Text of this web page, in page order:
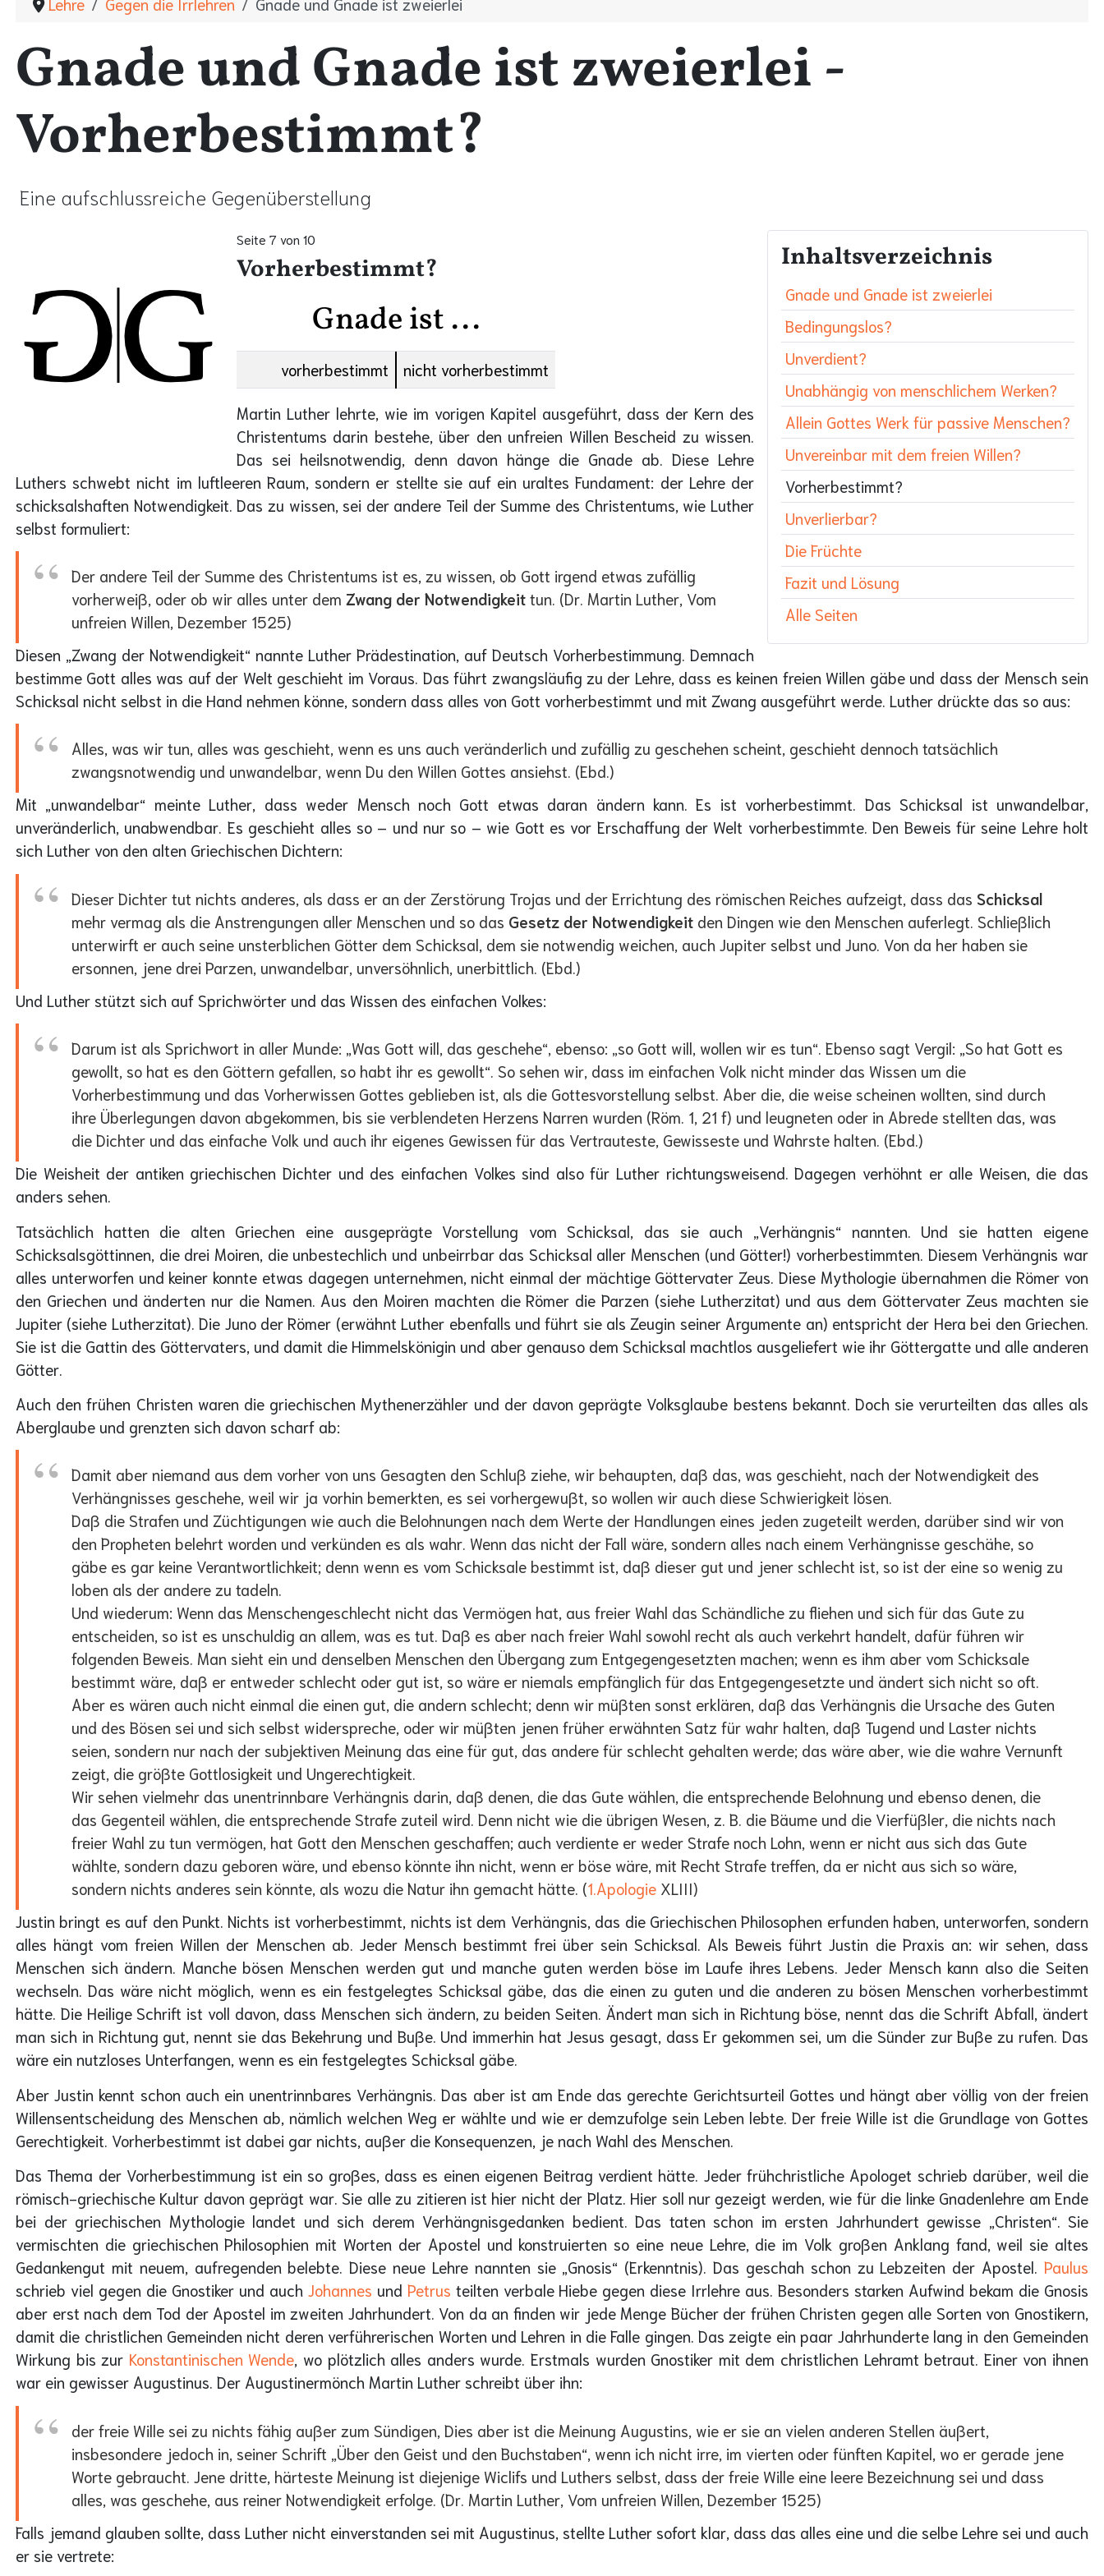
Gnade und Gnade ist zweierlei -
Vorherbestimmt?
Eine aufschlussreiche Gegenüberstellung
Inhaltsverzeichnis
Gnade und Gnade ist zweierlei
Bedingungslos?
Unverdient?
Unabhängig von menschlichem Werken?
Allein Gottes Werk für passive Menschen?
Unvereinbar mit dem freien Willen?
Vorherbestimmt?
Unverlierbar?
Die Früchte
Fazit und Lösung
Alle Seiten
Seite 7 von 10
Vorherbestimmt?
Gnade ist ...
vorherbestimmt nicht vorherbestimmt
Martin Luther lehrte, wie im vorigen Kapitel ausgeführt, dass der Kern des
Christentums darin bestehe, über den unfreien Willen Bescheid zu wissen.
Das sei heilsnotwendig, denn davon hänge die Gnade ab. Diese Lehre
Luthers schwebt nicht im luftleeren Raum, sondern er stellte sie auf ein uraltes Fundament: der Lehre der
schicksalshaften Notwendigkeit. Das zu wissen, sei der andere Teil der Summe des Christentums, wie Luther
selbst formuliert:
Der andere Teil der Summe des Christentums ist es, zu wissen, ob Gott irgend etwas zufällig
vorherweiß, oder ob wir alles unter dem Zwang der Notwendigkeit tun. (Dr. Martin Luther, Vom
unfreien Willen, Dezember 1525)
Diesen „Zwang der Notwendigkeit“ nannte Luther Prädestination, auf Deutsch Vorherbestimmung. Demnach
bestimme Gott alles was auf der Welt geschieht im Voraus. Das führt zwangsläufig zu der Lehre, dass es keinen freien Willen gäbe und dass der Mensch sein
Schicksal nicht selbst in die Hand nehmen könne, sondern dass alles von Gott vorherbestimmt und mit Zwang ausgeführt werde. Luther drückte das so aus:
Alles, was wir tun, alles was geschieht, wenn es uns auch veränderlich und zufällig zu geschehen scheint, geschieht dennoch tatsächlich
zwangsnotwendig und unwandelbar, wenn Du den Willen Gottes ansiehst. (Ebd.)
Mit „unwandelbar“ meinte Luther, dass weder Mensch noch Gott etwas daran ändern kann. Es ist vorherbestimmt. Das Schicksal ist unwandelbar,
unveränderlich, unabwendbar. Es geschieht alles so – und nur so – wie Gott es vor Erschaffung der Welt vorherbestimmte. Den Beweis für seine Lehre holt
sich Luther von den alten Griechischen Dichtern:
Dieser Dichter tut nichts anderes, als dass er an der Zerstörung Trojas und der Errichtung des römischen Reiches aufzeigt, dass das Schicksal
mehr vermag als die Anstrengungen aller Menschen und so das Gesetz der Notwendigkeit den Dingen wie den Menschen auferlegt. Schließlich
unterwirft er auch seine unsterblichen Götter dem Schicksal, dem sie notwendig weichen, auch Jupiter selbst und Juno. Von da her haben sie
ersonnen, jene drei Parzen, unwandelbar, unversöhnlich, unerbittlich. (Ebd.)
Und Luther stützt sich auf Sprichwörter und das Wissen des einfachen Volkes:
Darum ist als Sprichwort in aller Munde: „Was Gott will, das geschehe“, ebenso: „so Gott will, wollen wir es tun“. Ebenso sagt Vergil: „So hat Gott es
gewollt, so hat es den Göttern gefallen, so habt ihr es gewollt“. So sehen wir, dass im einfachen Volk nicht minder das Wissen um die
Vorherbestimmung und das Vorherwissen Gottes geblieben ist, als die Gottesvorstellung selbst. Aber die, die weise scheinen wollten, sind durch
ihre Überlegungen davon abgekommen, bis sie verblendeten Herzens Narren wurden (Röm. 1, 21 f) und leugneten oder in Abrede stellten das, was
die Dichter und das einfache Volk und auch ihr eigenes Gewissen für das Vertrauteste, Gewisseste und Wahrste halten. (Ebd.)
Die Weisheit der antiken griechischen Dichter und des einfachen Volkes sind also für Luther richtungsweisend. Dagegen verhöhnt er alle Weisen, die das
anders sehen.
Tatsächlich hatten die alten Griechen eine ausgeprägte Vorstellung vom Schicksal, das sie auch „Verhängnis“ nannten. Und sie hatten eigene
Schicksalsgöttinnen, die drei Moiren, die unbestechlich und unbeirrbar das Schicksal aller Menschen (und Götter!) vorherbestimmten. Diesem Verhängnis war
alles unterworfen und keiner konnte etwas dagegen unternehmen, nicht einmal der mächtige Göttervater Zeus. Diese Mythologie übernahmen die Römer von
den Griechen und änderten nur die Namen. Aus den Moiren machten die Römer die Parzen (siehe Lutherzitat) und aus dem Göttervater Zeus machten sie
Jupiter (siehe Lutherzitat). Die Juno der Römer (erwähnt Luther ebenfalls und führt sie als Zeugin seiner Argumente an) entspricht der Hera bei den Griechen.
Sie ist die Gattin des Göttervaters, und damit die Himmelskönigin und aber genauso dem Schicksal machtlos ausgeliefert wie ihr Göttergatte und alle anderen
Götter.
Auch den frühen Christen waren die griechischen Mythenerzähler und der davon geprägte Volksglaube bestens bekannt. Doch sie verurteilten das alles als
Aberglaube und grenzten sich davon scharf ab:
Damit aber niemand aus dem vorher von uns Gesagten den Schluß ziehe, wir behaupten, daß das, was geschieht, nach der Notwendigkeit des
Verhängnisses geschehe, weil wir ja vorhin bemerkten, es sei vorhergewußt, so wollen wir auch diese Schwierigkeit lösen.
Daß die Strafen und Züchtigungen wie auch die Belohnungen nach dem Werte der Handlungen eines jeden zugeteilt werden, darüber sind wir von
den Propheten belehrt worden und verkünden es als wahr. Wenn das nicht der Fall wäre, sondern alles nach einem Verhängnisse geschähe, so
gäbe es gar keine Verantwortlichkeit; denn wenn es vom Schicksale bestimmt ist, daß dieser gut und jener schlecht ist, so ist der eine so wenig zu
loben als der andere zu tadeln.
Und wiederum: Wenn das Menschengeschlecht nicht das Vermögen hat, aus freier Wahl das Schändliche zu fliehen und sich für das Gute zu
entscheiden, so ist es unschuldig an allem, was es tut. Daß es aber nach freier Wahl sowohl recht als auch verkehrt handelt, dafür führen wir
folgenden Beweis. Man sieht ein und denselben Menschen den Übergang zum Entgegengesetzten machen; wenn es ihm aber vom Schicksale
bestimmt wäre, daß er entweder schlecht oder gut ist, so wäre er niemals empfänglich für das Entgegengesetzte und ändert sich nicht so oft.
Aber es wären auch nicht einmal die einen gut, die andern schlecht; denn wir müßten sonst erklären, daß das Verhängnis die Ursache des Guten
und des Bösen sei und sich selbst widerspreche, oder wir müßten jenen früher erwähnten Satz für wahr halten, daß Tugend und Laster nichts
seien, sondern nur nach der subjektiven Meinung das eine für gut, das andere für schlecht gehalten werde; das wäre aber, wie die wahre Vernunft
zeigt, die größte Gottlosigkeit und Ungerechtigkeit.
Wir sehen vielmehr das unentrinnbare Verhängnis darin, daß denen, die das Gute wählen, die entsprechende Belohnung und ebenso denen, die
das Gegenteil wählen, die entsprechende Strafe zuteil wird. Denn nicht wie die übrigen Wesen, z. B. die Bäume und die Vierfüßler, die nichts nach
freier Wahl zu tun vermögen, hat Gott den Menschen geschaffen; auch verdiente er weder Strafe noch Lohn, wenn er nicht aus sich das Gute
wählte, sondern dazu geboren wäre, und ebenso könnte ihn nicht, wenn er böse wäre, mit Recht Strafe treffen, da er nicht aus sich so wäre,
sondern nichts anderes sein könnte, als wozu die Natur ihn gemacht hätte. (1.Apologie XLIII)
Justin bringt es auf den Punkt. Nichts ist vorherbestimmt, nichts ist dem Verhängnis, das die Griechischen Philosophen erfunden haben, unterworfen, sondern
alles hängt vom freien Willen der Menschen ab. Jeder Mensch bestimmt frei über sein Schicksal. Als Beweis führt Justin die Praxis an: wir sehen, dass
Menschen sich ändern. Manche bösen Menschen werden gut und manche guten werden böse im Laufe ihres Lebens. Jeder Mensch kann also die Seiten
wechseln. Das wäre nicht möglich, wenn es ein festgelegtes Schicksal gäbe, das die einen zu guten und die anderen zu bösen Menschen vorherbestimmt
hätte. Die Heilige Schrift ist voll davon, dass Menschen sich ändern, zu beiden Seiten. Ändert man sich in Richtung böse, nennt das die Schrift Abfall, ändert
man sich in Richtung gut, nennt sie das Bekehrung und Buße. Und immerhin hat Jesus gesagt, dass Er gekommen sei, um die Sünder zur Buße zu rufen. Das
wäre ein nutzloses Unterfangen, wenn es ein festgelegtes Schicksal gäbe.
Aber Justin kennt schon auch ein unentrinnbares Verhängnis. Das aber ist am Ende das gerechte Gerichtsurteil Gottes und hängt aber völlig von der freien
Willensentscheidung des Menschen ab, nämlich welchen Weg er wählte und wie er demzufolge sein Leben lebte. Der freie Wille ist die Grundlage von Gottes
Gerechtigkeit. Vorherbestimmt ist dabei gar nichts, außer die Konsequenzen, je nach Wahl des Menschen.
Das Thema der Vorherbestimmung ist ein so großes, dass es einen eigenen Beitrag verdient hätte. Jeder frühchristliche Apologet schrieb darüber, weil die
römisch-griechische Kultur davon geprägt war. Sie alle zu zitieren ist hier nicht der Platz. Hier soll nur gezeigt werden, wie für die linke Gnadenlehre am Ende
bei der griechischen Mythologie landet und sich derem Verhängnisgedanken bedient. Das taten schon im ersten Jahrhundert gewisse „Christen“. Sie
vermischten die griechischen Philosophien mit Worten der Apostel und konstruierten so eine neue Lehre, die im Volk großen Anklang fand, weil sie altes
Gedankengut mit neuem, aufregenden belebte. Diese neue Lehre nannten sie „Gnosis“ (Erkenntnis). Das geschah schon zu Lebzeiten der Apostel. Paulus
schrieb viel gegen die Gnostiker und auch Johannes und Petrus teilten verbale Hiebe gegen diese Irrlehre aus. Besonders starken Aufwind bekam die Gnosis
aber erst nach dem Tod der Apostel im zweiten Jahrhundert. Von da an finden wir jede Menge Bücher der frühen Christen gegen alle Sorten von Gnostikern,
damit die christlichen Gemeinden nicht deren verführerischen Worten und Lehren in die Falle gingen. Das zeigte ein paar Jahrhunderte lang in den Gemeinden
Wirkung bis zur Konstantinischen Wende, wo plötzlich alles anders wurde. Erstmals wurden Gnostiker mit dem christlichen Lehramt betraut. Einer von ihnen
war ein gewisser Augustinus. Der Augustinermönch Martin Luther schreibt über ihn:
der freie Wille sei zu nichts fähig außer zum Sündigen, Dies aber ist die Meinung Augustins, wie er sie an vielen anderen Stellen äußert,
insbesondere jedoch in, seiner Schrift „Über den Geist und den Buchstaben“, wenn ich nicht irre, im vierten oder fünften Kapitel, wo er gerade jene
Worte gebraucht. Jene dritte, härteste Meinung ist diejenige Wiclifs und Luthers selbst, dass der freie Wille eine leere Bezeichnung sei und dass
alles, was geschehe, aus reiner Notwendigkeit erfolge. (Dr. Martin Luther, Vom unfreien Willen, Dezember 1525)
Falls jemand glauben sollte, dass Luther nicht einverstanden sei mit Augustinus, stellte Luther sofort klar, dass das alles eine und die selbe Lehre sei und auch
er sie vertrete: